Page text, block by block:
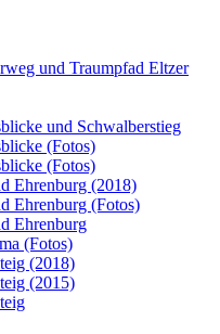
und Traumpfad Eltzer
und Schwalberstieg
(Fotos)
(Fotos)
Ehrenburg (2018)
Ehrenburg (Fotos)
Ehrenburg
(Fotos)
(2018)
(2015)